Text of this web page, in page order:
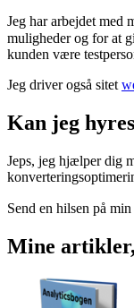
Jeg har arbejdet med
muligheder og for at
kunden være
Jeg driver også sitet
Kan jeg
Jeps, jeg hjælper dig
Send en hilsen på min
Mine